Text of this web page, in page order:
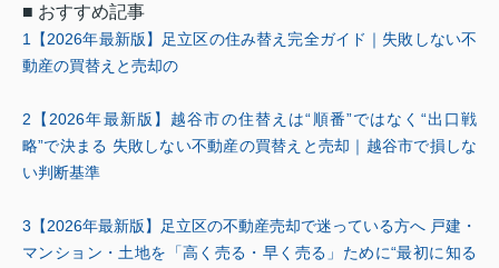
■ おすすめ記事
1 【2026年最新版】足立区の住み替え完全ガイド｜失敗しない不
動産の買替えと売却の
2 【 2026年最新版】越谷市の住替えは“順番”ではなく “出口戦
略”で決まる 失敗しない不動産の買替えと売却｜越谷市で損しな
い判断基準
3 【2026年最新版】足立区の不動産売却で迷っている方へ 戸建・
マンション・土地を「高く売る・早く売る」ために“最初に知る